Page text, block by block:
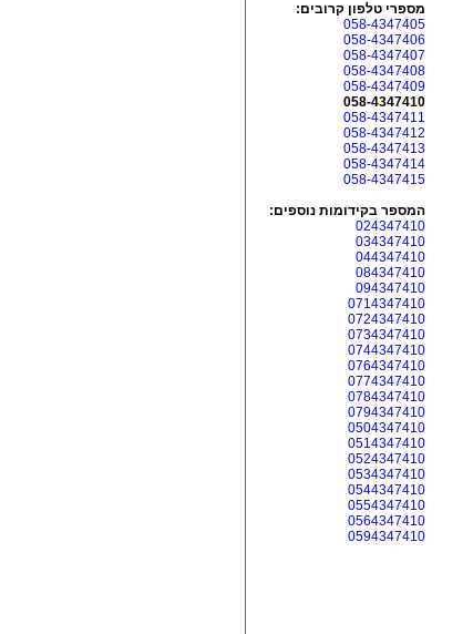
מספרי טלפון קרובים:
058-4347405
058-4347406
058-4347407
058-4347408
058-4347409
058-4347410
058-4347411
058-4347412
058-4347413
058-4347414
058-4347415
המספר בקידומות נוספים:
024347410
034347410
044347410
084347410
094347410
0714347410
0724347410
0734347410
0744347410
0764347410
0774347410
0784347410
0794347410
0504347410
0514347410
0524347410
0534347410
0544347410
0554347410
0564347410
0594347410